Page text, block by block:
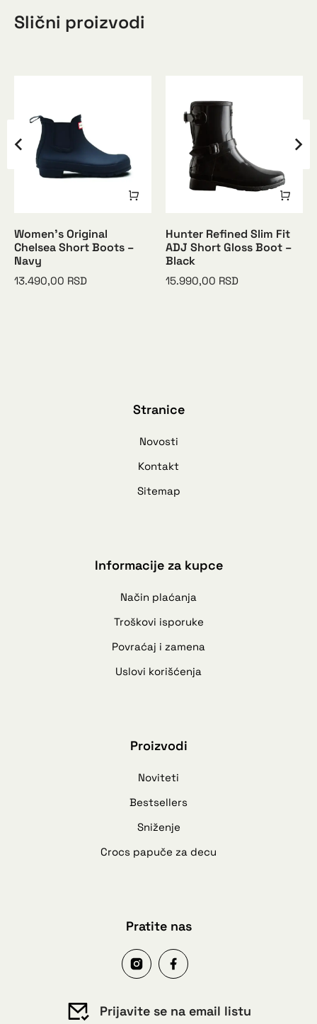
Slični proizvodi
Women’s Original
Chelsea Short Boots –
Navy
13.490,00 RSD
Hunter Refined Slim Fit
ADJ Short Gloss Boot –
Black
15.990,00 RSD
Stranice
Novosti
Kontakt
Sitemap
Informacije za kupce
Način plaćanja
Troškovi isporuke
Povraćaj i zamena
Uslovi korišćenja
Proizvodi
Noviteti
Bestsellers
Sniženje
Crocs papuče za decu
Pratite nas
Prijavite se na email listu